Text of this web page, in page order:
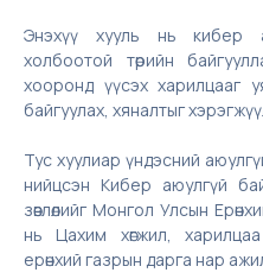
Энэхүү хууль нь кибер
холбоотой төрийн
хооронд үүсэх харилцааг
байгуулах, хяналтыг
Тус хуулиар үндэсний
нийцсэн Кибер аюулгүй
зөвлөлийг Монгол Улсын
нь Цахим хөгжил,
ерөнхий газрын дарга нар